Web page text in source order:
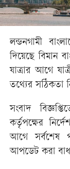
লন্ডনগামী
দিয়েছে বিমান
যাত্রার আগে
তথ্যের সঠিকতা
সংবাদ
কর্তৃপক্ষের
আগে সর্বশেষ
আপডেট করা